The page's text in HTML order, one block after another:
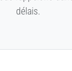
délais.